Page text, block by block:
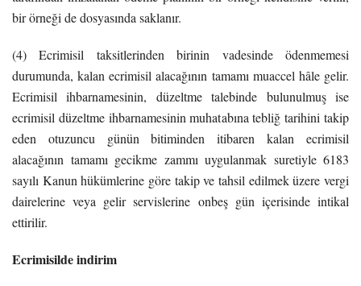
bir örneği de dosyasında saklanır.
(4) Ecrimisil taksitlerinden birinin vadesinde ödenmemesi
durumunda, kalan ecrimisil alacağının tamamı muaccel hâle gelir.
Ecrimisil ihbarnamesinin, düzeltme talebinde bulunulmuş ise
ecrimisil düzeltme ihbarnamesinin muhatabına tebliğ tarihini takip
eden otuzuncu günün bitiminden itibaren kalan ecrimisil
alacağının tamamı gecikme zammı uygulanmak suretiyle 6183
sayılı Kanun hükümlerine göre takip ve tahsil edilmek üzere vergi
dairelerine veya gelir servislerine onbeş gün içerisinde intikal
ettirilir.
Ecrimisilde indirim